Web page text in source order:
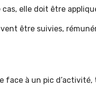
elle doit être
être suivies,
face à un pic